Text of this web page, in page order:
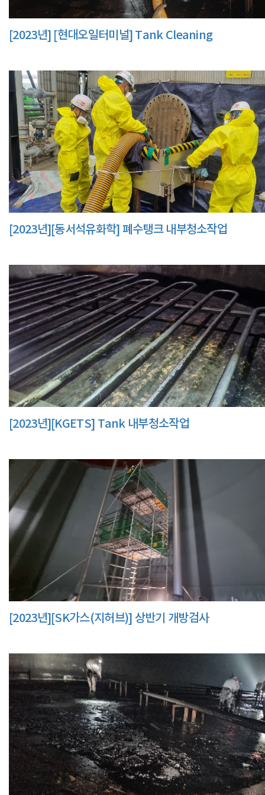
[2023년] [현대오일터미널] Tank Cleaning
[2023년][동서석유화학] 폐수탱크 내부청소작업
[2023년][KGETS] Tank 내부청소작업
[2023년][SK가스(지허브)] 상반기 개방검사